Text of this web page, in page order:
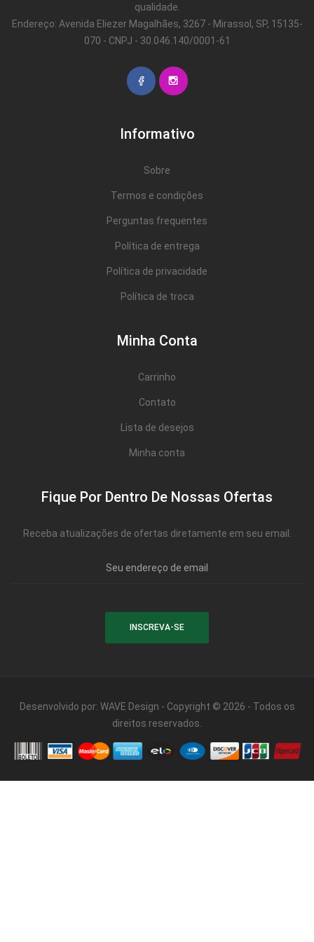
qualidade.
Endereço: Avenida Eliezer Magalhães, 3267 - Mirassol, SP, 15135-
070 - CNPJ - 30.046.140/0001-61
Informativo
Sobre
Termos e condições
Perguntas frequentes
Política de entrega
Política de privacidade
Política de troca
Minha Conta
Carrinho
Contato
Lista de desejos
Minha conta
Fique Por Dentro De Nossas Ofertas
Receba atualizações de ofertas diretamente em seu email.
Desenvolvido por: WAVE Design - Copyright © 2026 - Todos os
direitos reservados.